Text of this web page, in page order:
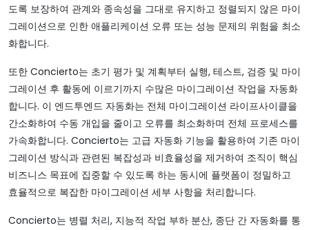
도록 보장하여 관계와 종속성을 그대로 유지하고 정렬되지 않은 마이
그레이션으로 인한 애플리케이션 오류 또는 성능 문제의 위험을 최소
화합니다.
또한 Concierto는 초기 평가 및 계획부터 실행, 테스트, 검증 및 마이
그레이션 후 활동에 이르기까지 수많은 마이그레이션 작업을 자동화
합니다. 이 엔드투엔드 자동화는 전체 마이그레이션 라이프사이클을
간소화하여 수동 개입을 줄이고 오류를 최소화하며 전체 프로세스를
가속화합니다. Concierto는 고급 자동화 기능을 활용하여 기존 마이
그레이션 방식과 관련된 복잡성과 비효율성을 제거하여 조직이 핵심
비즈니스 목표에 집중할 수 있도록 하는 동시에 플랫폼이 정밀하고
효율적으로 복잡한 마이그레이션 세부 사항을 처리합니다.
Concierto는 병렬 처리, 지능적 작업 부하 분산, 종단 간 자동화를 통